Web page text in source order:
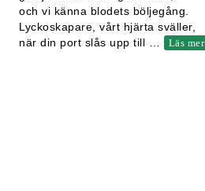
och vi känna blodets böljegång.
Lyckoskapare, vårt hjärta sväller,
när din port slås upp till
Läs mer